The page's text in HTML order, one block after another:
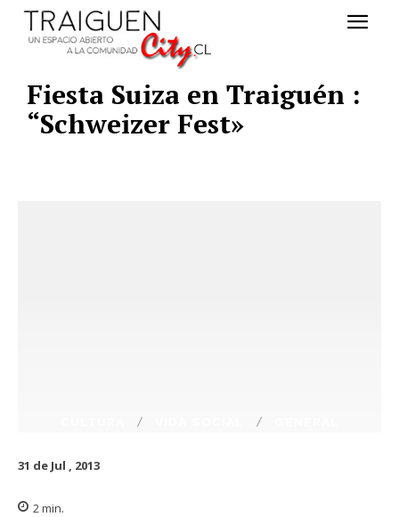
Fiesta Suiza en Traiguén :
“Schweizer Fest»
31 de Jul , 2013
2 min.